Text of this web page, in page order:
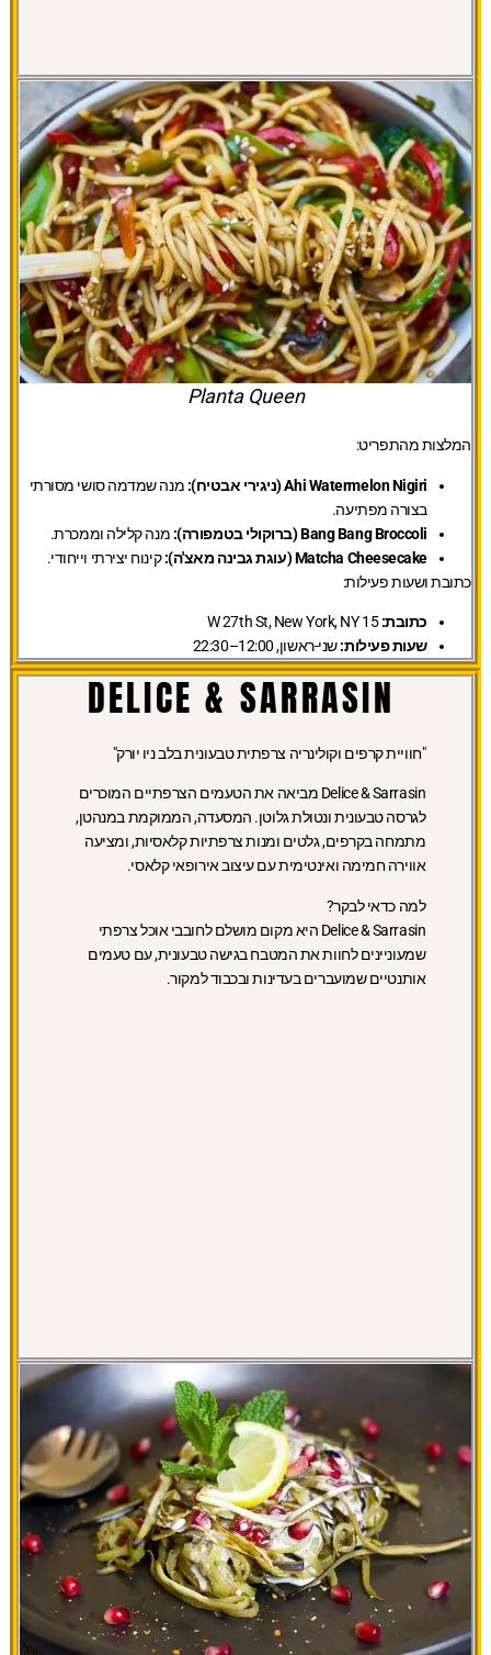
Planta Queen
המלצות מהתפריט:
Ahi Watermelon Nigiri (ניגירי אבטיח):
מנה שמדמה סושי מסורתי
בצורה מפתיעה.
Bang Bang Broccoli (ברוקולי בטמפורה):
מנה קלילה וממכרת.
Matcha Cheesecake (עוגת גבינה מאצ'ה):
קינוח יצירתי וייחודי.
כתובת ושעות פעילות:
כתובת:15 W 27th St, New York, NY
שעות פעילות:שני-ראשון, 12:00–22:30
DELICE & SARRASIN
"חוויית קרפים וקולינריה צרפתית טבעונית בלב ניו יורק"
Delice & Sarrasin מביאה את הטעמים הצרפתיים המוכרים
לגרסה טבעונית ונטולת גלוטן. המסעדה, הממוקמת במנהטן,
מתמחה בקרפים, גלטים ומנות צרפתיות קלאסיות, ומציעה
אווירה חמימה ואינטימית עם עיצוב אירופאי קלאסי.
למה כדאי לבקר?
Delice & Sarrasin היא מקום מושלם לחובבי אוכל צרפתי
שמעוניינים לחוות את המטבח בגישה טבעונית, עם טעמים
אותנטיים שמועברים בעדינות ובכבוד למקור.